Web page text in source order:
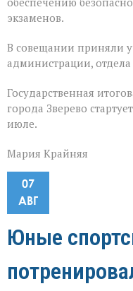
экзаменов.
В совещании приняли
администрации,
Государственная
города Зверево
июле.
Мария Крайняя
07
АВГ
Юные